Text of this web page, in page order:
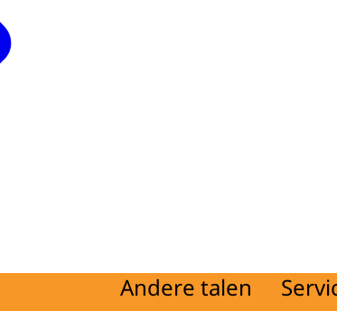
Andere talen